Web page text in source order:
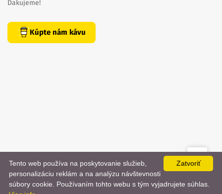
Ďakujeme!
Kúpte nám kávu
created bydanielhrenak.sk
📨
Zatvoriť
Tento web používa na poskytovanie služieb,
personalizáciu reklám a na analýzu návštevnosti
súbory cookie. Používaním tohto webu s tým vyjadrujete súhlas.